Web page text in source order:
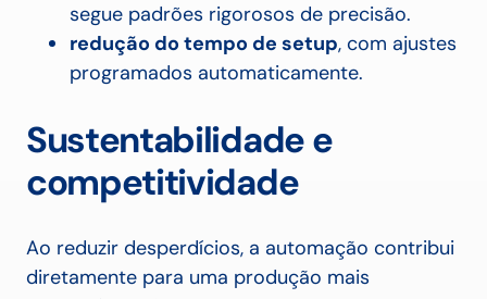
segue padrões rigorosos de precisão.
redução do tempo de setup, com ajustes
programados automaticamente.
Sustentabilidade e
competitividade
Ao reduzir desperdícios, a automação contribui
diretamente para uma produção mais